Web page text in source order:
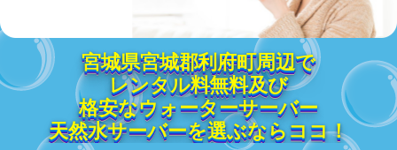
宮城県宮城郡利府町周辺で
レンタル料無料及び
格安なウォーターサーバー
天然水サーバーを選ぶならココ！